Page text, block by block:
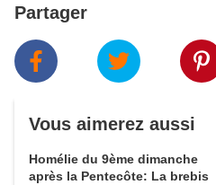
Partager
Vous aimerez aussi
Homélie du 9ème dimanche
après la Pentecôte: La brebis